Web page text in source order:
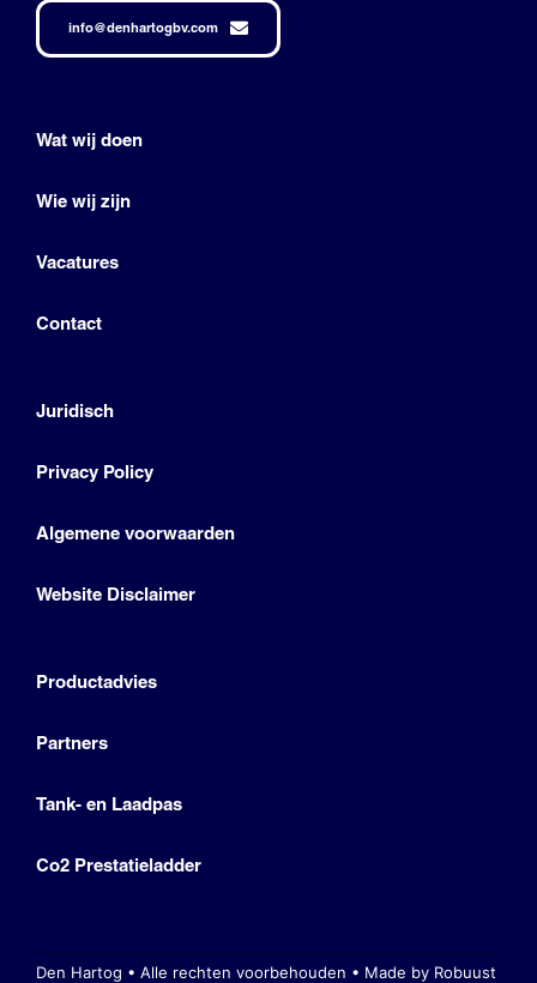
info@denhartogbv.com
Wat wij doen
Wie wij zijn
Vacatures
Contact
Juridisch
Privacy Policy
Algemene voorwaarden
Website Disclaimer
Productadvies
Partners
Tank- en Laadpas
Co2 Prestatieladder
Den Hartog • Alle rechten voorbehouden • Made by Robuust